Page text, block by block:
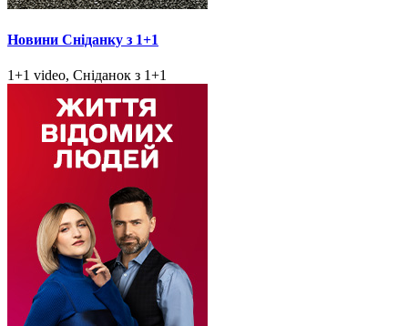
Новини Сніданку з 1+1
1+1 video, Сніданок з 1+1